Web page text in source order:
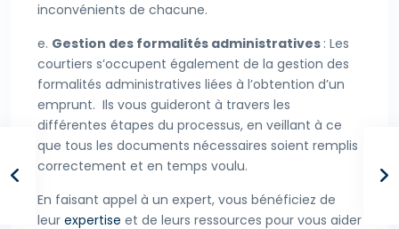
inconvénients de chacune.
e. Gestion des formalités administratives : Les
courtiers s’occupent également de la gestion des
formalités administratives liées à l’obtention d’un
emprunt. Ils vous guideront à travers les
différentes étapes du processus, en veillant à ce
que tous les documents nécessaires soient remplis
correctement et en temps voulu.
En faisant appel à un expert, vous bénéficiez de
leur expertise et de leurs ressources pour vous aider